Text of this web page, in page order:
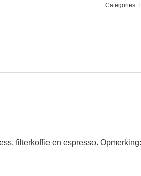
Categories:
filterkoffie en espresso.